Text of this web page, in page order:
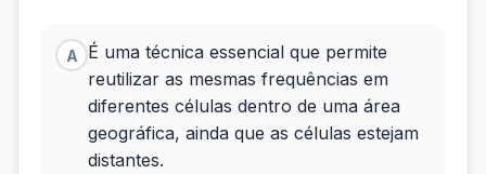
telefone
móvel
celular
A
É uma técnica essencial que permite
reutilizar as mesmas frequências em
diferentes células dentro de uma área
geográfica, ainda que as células estejam
distantes.